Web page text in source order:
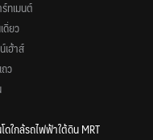
ทเมนต์
ดี่ยว
เฮ้าส์
ว
ดใกล้รถไฟฟ้าใต้ดิน MRT